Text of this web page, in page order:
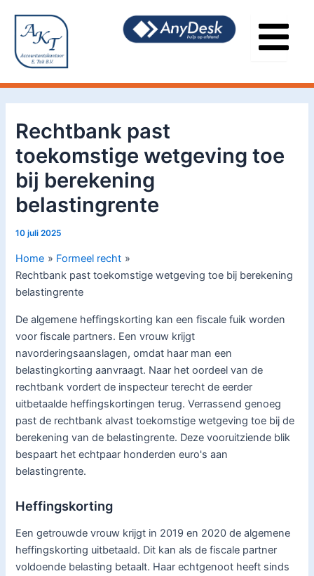
inhoud
Rechtbank past
toekomstige wetgeving toe
bij berekening
belastingrente
10 juli 2025
Home
Formeel recht
Rechtbank past toekomstige wetgeving toe bij berekening
belastingrente
De algemene heffingskorting kan een fiscale fuik worden
voor fiscale partners. Een vrouw krijgt
navorderingsaanslagen, omdat haar man een
belastingkorting aanvraagt. Naar het oordeel van de
rechtbank vordert de inspecteur terecht de eerder
uitbetaalde heffingskortingen terug. Verrassend genoeg
past de rechtbank alvast toekomstige wetgeving toe bij de
berekening van de belastingrente. Deze vooruitziende blik
bespaart het echtpaar honderden euro's aan
belastingrente.
Heffingskorting
Een getrouwde vrouw krijgt in 2019 en 2020 de algemene
heffingskorting uitbetaald. Dit kan als de fiscale partner
voldoende belasting betaalt. Haar echtgenoot heeft sinds
navigatie